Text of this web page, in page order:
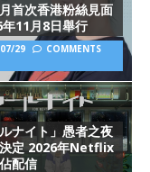
首次香港粉絲見面
11月8日舉行
29
COMMENTS
ルナイト」愚者之夜
定 2026年Netflix
配信